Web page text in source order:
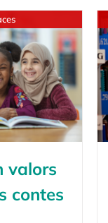
valors
contes